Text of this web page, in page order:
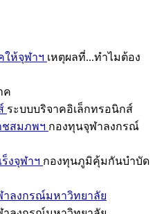
ให้จุฬาฯ เหตุผลที่...ทำไมต้อง
ค
ระบบบริจาคอิเล็กทรอนิกส์
ชสมภพฯ กองทุนจุฬาลงกรณ์
งจุฬาฯ กองทุนภูมิคุ้มกันบำบัด
าลงกรณ์มหาวิทยาลัย